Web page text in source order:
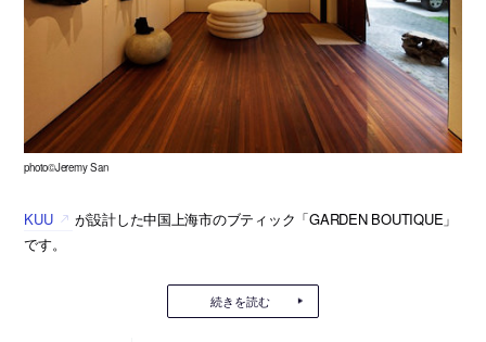
photo©Jeremy San
KUU
が設計した中国上海市のブティック「GARDEN BOUTIQUE」
です。
続きを読む